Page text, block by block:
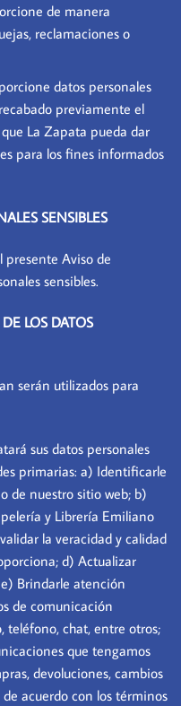
de manera
reclamaciones o
datos personales
previamente el
La Zapata pueda dar
para los fines informados
SENSIBLES
presente Aviso de
sensibles.
LOS DATOS
serán utilizados para
sus datos personales
primarias: a) Identificarle
de nuestro sitio web; b)
y Librería Emiliano
la veracidad y calidad
d) Actualizar
e) Brindarle atención
de comunicación
teléfono, chat, entre otros;
que tengamos
devoluciones, cambios
acuerdo con los términos